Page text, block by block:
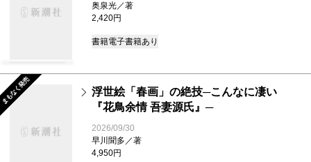
奥泉光／著
2,420円
書籍電子書籍あり
まもなく発売
浮世絵「春画」の絶技─こんなに凄い
『花鳥余情 吾妻源氏』─
2026/09/30
早川聞多／著
4,950円